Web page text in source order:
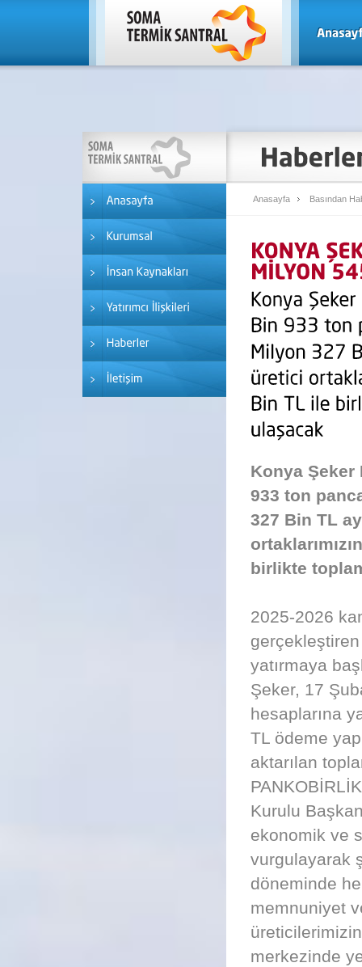
Anasayfa Basından
Konya Şeker
933 ton
327 Bin TL
birlikte
2025-2026
yatırmaya
Şeker, 17
hesaplarına
TL ödeme
aktarılan
Kurulu
ekonomik ve
vurgulayarak
döneminde
memnuniyet
merkezinde